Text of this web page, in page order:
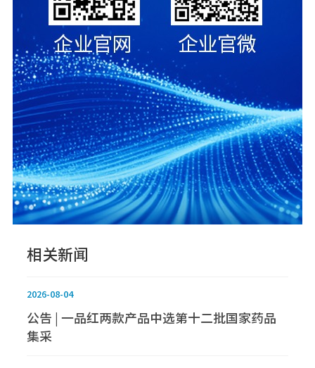
相关新闻
2026-08-04
公告 | 一品红两款产品中选第十二批国家药品
集采